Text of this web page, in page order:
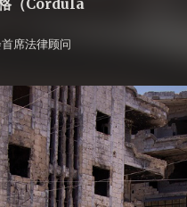
（Cordula
席法律顾问